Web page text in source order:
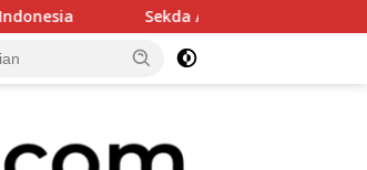
Sekda Apresiasi Inspektorat Provinsi